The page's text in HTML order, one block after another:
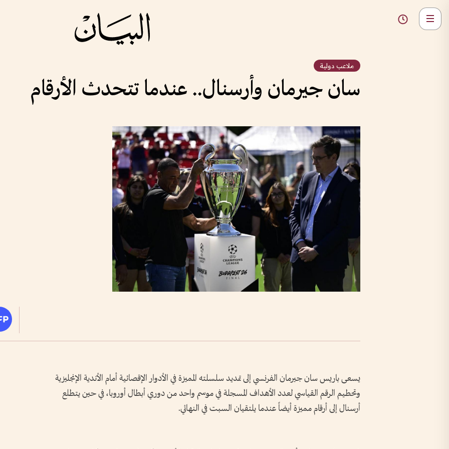
ملاعب دولية
سان جيرمان وأرسنال.. عندما تتحدث الأرقام
يسعى باريس سان جيرمان الفرنسي إلى تمديد سلسلته المميزة في الأدوار الإقصائية أمام الأندية الإنجليزية
وتحطيم الرقم القياسي لعدد الأهداف المسجلة في موسم واحد من دوري أبطال أوروبا، في حين يتطلع
أرسنال إلى أرقام مميزة أيضاً عندما يلتقيان السبت في النهائي.